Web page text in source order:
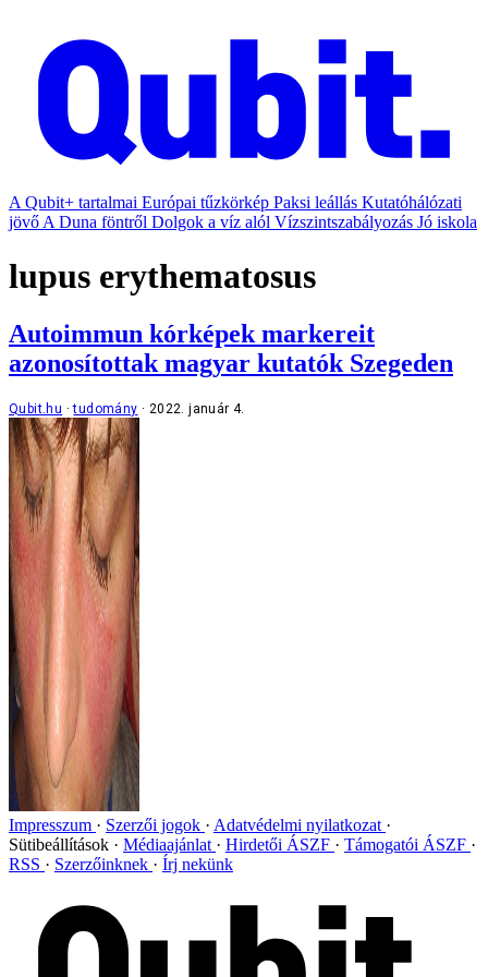
A Qubit+ tartalmai Európai tűzkörkép Paksi leállás Kutatóhálózati
jövő A Duna föntről Dolgok a víz alól Vízszintszabályozás Jó iskola
lupus erythematosus
Autoimmun kórképek markereit
azonosítottak magyar kutatók Szegeden
Qubit.hu tudomány 2022. január 4.
Impresszum Szerzői jogok
Adatvédelmi nyilatkozat
Sütibeállítások
Médiaajánlat Hirdetői ÁSZF
Támogatói ÁSZF
RSS
Szerzőinknek Írj nekünk